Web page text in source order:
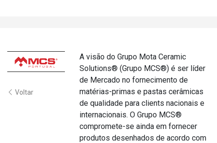
Voltar
A visão do Grupo Mota Ceramic
Solutions® (Grupo MCS®) é ser líder
de Mercado no fornecimento de
matérias-primas e pastas cerâmicas
de qualidade para clients nacionais e
internacionais. O Grupo MCS®
compromete-se ainda em fornecer
produtos desenhados de acordo com